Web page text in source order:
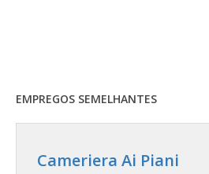
EMPREGOS SEMELHANTES
Cameriera Ai Piani